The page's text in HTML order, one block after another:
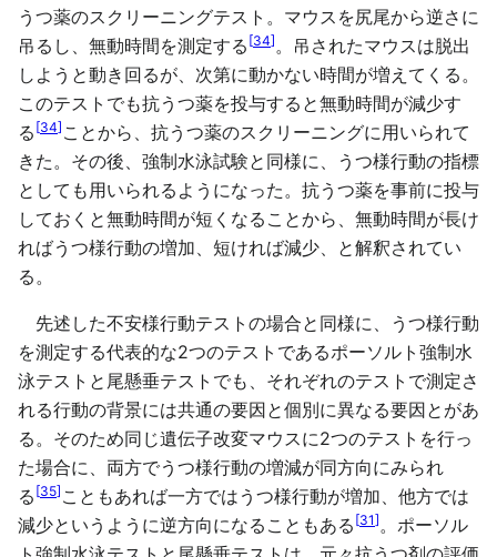
うつ薬のスクリーニングテスト。マウスを尻尾から逆さに
吊るし、無動時間を測定する [34] 。吊されたマウスは脱出
しようと動き回るが、次第に動かない時間が増えてくる。
このテストでも抗うつ薬を投与すると無動時間が減少す
る [34] ことから、抗うつ薬のスクリーニングに用いられて
きた。その後、強制水泳試験と同様に、うつ様行動の指標
としても用いられるようになった。抗うつ薬を事前に投与
しておくと無動時間が短くなることから、無動時間が長け
ればうつ様行動の増加、短ければ減少、と解釈されてい
る。
先述した不安様行動テストの場合と同様に、うつ様行動
を測定する代表的な2つのテストであるポーソルト強制水
泳テストと尾懸垂テストでも、それぞれのテストで測定さ
れる行動の背景には共通の要因と個別に異なる要因とがあ
る。そのため同じ遺伝子改変マウスに2つのテストを行っ
た場合に、両方でうつ様行動の増減が同方向にみられ
る [35] こともあれば一方ではうつ様行動が増加、他方では
減少というように逆方向になることもある [31] 。ポーソル